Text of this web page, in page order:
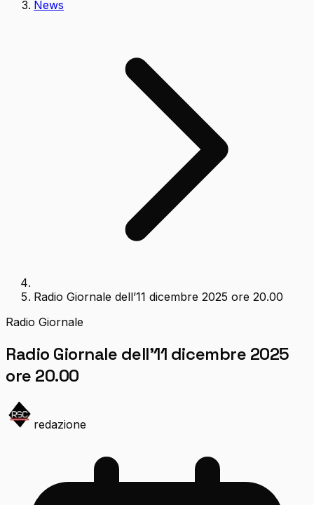
News
Radio Giornale dell’11 dicembre 2025 ore 20.00
Radio Giornale
Radio Giornale dell’11 dicembre 2025
ore 20.00
redazione